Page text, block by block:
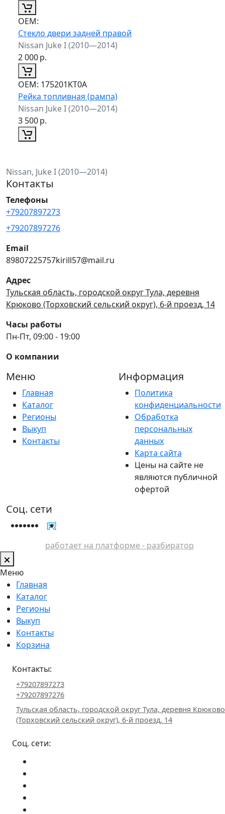
ОЕМ:
Стекло двери задней правой
Nissan Juke I (2010—2014)
2 000р.
ОЕМ: 175201KT0A
Рейка топливная (рампа)
Nissan Juke I (2010—2014)
3 500р.
Nissan, Juke I (2010—2014)
Контакты
Телефоны
+79207897273
+79207897276
Email
89807225757kirill57@mail.ru
Адрес
Тульская область, городской округ Тула, деревня
Крюково (Торховский сельский округ), 6-й проезд, 14
Часы работы
Пн-Пт, 09:00 - 19:00
О компании
Меню
Главная
Каталог
Регионы
Выкуп
Контакты
Информация
Политика
конфиденциальности
Обработка
персональных
данных
Карта сайта
Цены на сайте не
являются публичной
офертой
Соц. сети
работает на платформе - разбиратор
Меню
Главная
Каталог
Регионы
Выкуп
Контакты
Корзина
Контакты:
+79207897273
+79207897276
Тульская область, городской округ Тула, деревня Крюково
(Торховский сельский округ), 6-й проезд, 14
Соц. сети: